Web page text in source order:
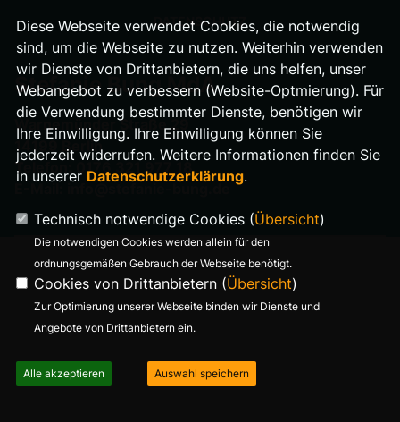
DATENSCHUTZ
Stefanie Bung MdA
Warnemünder Straße 29
14199 Berlin
Telefon: 0176 321 977 18
Diese Webseite verwendet Cookies, die notwendig
sind, um die Webseite zu nutzen. Weiterhin verwenden
wir Dienste von Drittanbietern, die uns helfen, unser
Webangebot zu verbessern (Website-Optmierung). Für
die Verwendung bestimmter Dienste, benötigen wir
Ihre Einwilligung. Ihre Einwilligung können Sie
jederzeit widerrufen. Weitere Informationen finden Sie
in unserer Datenschutzerklärung.
Technisch notwendige Cookies (Übersicht)
Die notwendigen Cookies werden allein für den
ordnungsgemäßen Gebrauch der Webseite benötigt.
Cookies von Drittanbietern (Übersicht)
Zur Optimierung unserer Webseite binden wir Dienste und
Angebote von Drittanbietern ein.
Alle akzeptieren Auswahl speichern